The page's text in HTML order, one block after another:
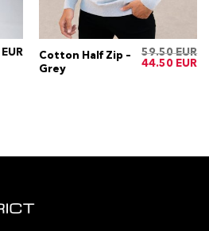
Cotton Half Zip –
Grey
59.50
44.50